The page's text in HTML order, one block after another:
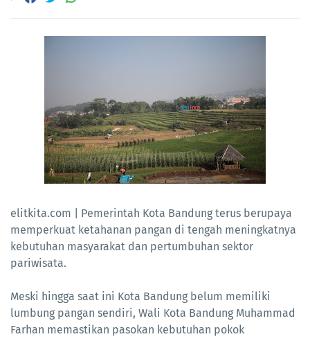
elitkita.com | Pemerintah Kota Bandung terus berupaya
memperkuat ketahanan pangan di tengah meningkatnya
kebutuhan masyarakat dan pertumbuhan sektor
pariwisata.
Meski hingga saat ini Kota Bandung belum memiliki
lumbung pangan sendiri, Wali Kota Bandung Muhammad
Farhan memastikan pasokan kebutuhan pokok